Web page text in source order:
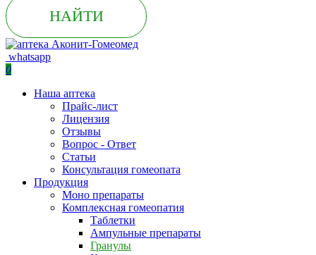
НАЙТИ
whatsapp
0
Наша аптека
Прайс-лист
Лицензия
Отзывы
Вопрос - Ответ
Статьи
Консультация гомеопата
Продукция
Моно препараты
Комплексная гомеопатия
Таблетки
Ампульные препараты
Гранулы